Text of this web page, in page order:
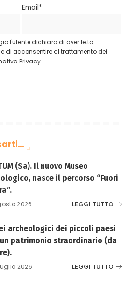
Email*
l'utente dichiara di aver letto
di acconsentire al trattamento dei
Privacy
(Sa). Il nuovo Museo
nasce il percorso “Fuori
2026 LEGGI TUTTO
archeologici dei piccoli paesi
patrimonio straordinario (da
2026 LEGGI TUTTO